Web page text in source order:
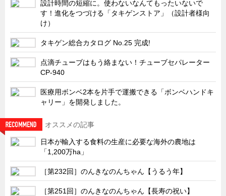
サーバーラック・エンクロジャー
特装車・バス・トラック関連
フリーザー・フードマシナリー関連
自動販売機・自動改札機関連
鉄道車両・駅舎関連
CATEGORY 連載
営業、丸ごとフカボリ
Before After
隠れた名品
設計時間の短縮に。使わないなんてもったいないで
す！進化をつづける「タキゲンストア」（設計者様向
け）
タキゲン総合カタログ No.25 完成!
点滴チューブはもう絡まない！チューブセパレーター
CP-940
医療用ボンベ2本を片手で運搬できる「ボンベハンドキ
ャリー」を開発しました。
オススメの記事
日本が輸入する食料の生産に必要な海外の農地は
「1,200万ha」
［第232回］のんきなのんちゃん【うるう年】
［第251回］のんきなのんちゃん【長寿の祝い】